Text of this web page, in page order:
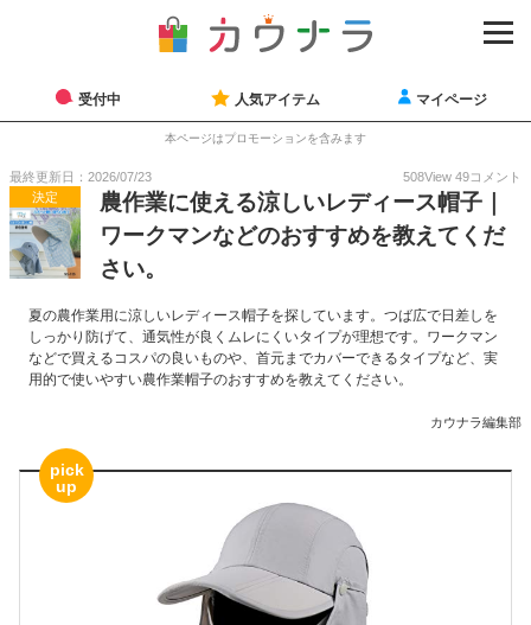
受付中 人気アイテム マイページ
本ページはプロモーションを含みます
最終更新日：2026/07/23 508View 49コメント
決定
農作業に使える涼しいレディース帽子｜
ワークマンなどのおすすめを教えてくだ
さい。
夏の農作業用に涼しいレディース帽子を探しています。つば広で日差しを
しっかり防げて、通気性が良くムレにくいタイプが理想です。ワークマン
などで買えるコスパの良いものや、首元までカバーできるタイプなど、実
用的で使いやすい農作業帽子のおすすめを教えてください。
カウナラ編集部
pick
up